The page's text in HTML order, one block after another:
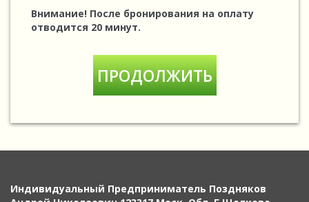
Внимание! После бронирования на оплату
отводится 20 минут.
Индивидуальный Предприниматель Поздняков